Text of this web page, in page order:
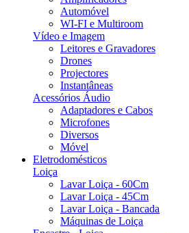
Automóvel
WI-FI e Multiroom
Vídeo e Imagem
Leitores e Gravadores
Drones
Projectores
Instantâneas
Acessórios Áudio
Adaptadores e Cabos
Microfones
Diversos
Móvel
Eletrodomésticos
Loiça
Lavar Loiça - 60Cm
Lavar Loiça - 45Cm
Lavar Loiça - Bancada
Máquinas de Loiça